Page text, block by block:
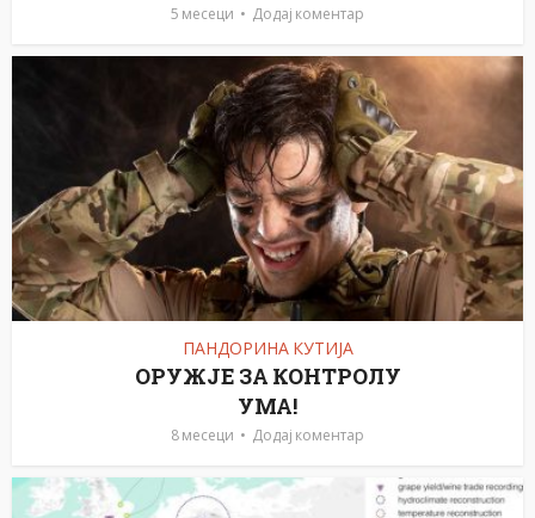
5 месеци Додај коментар
ПАНДОРИНА КУТИЈА
ОРУЖЈЕ ЗА КОНТРОЛУ
УМА!
8 месеци Додај коментар